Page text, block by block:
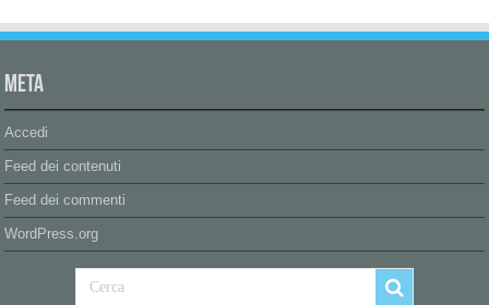
Meta
Accedi
Feed dei contenuti
Feed dei commenti
WordPress.org